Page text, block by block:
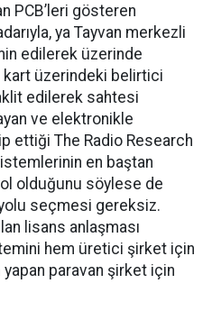
PCB’leri gösteren
ya Tayvan merkezli
edilerek üzerinde
kart üzerindeki belirtici
edilerek sahtesi
ve elektronikle
ettiği The Radio Research
en baştan
olduğunu söylese de
seçmesi gereksiz.
lisans anlaşması
hem üretici şirket için
paravan şirket için